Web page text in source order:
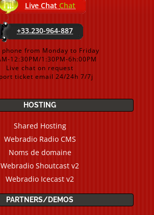
Live Chat Chat
+33.230-964-887
phone from Monday to Friday
12:30PM/1:30PM-6h:00PM
Live chat on request
ticket email 24/24h 7/7j
HOSTING
Shared Hosting
Webradio Radio CMS
Noms de domaine
Webradio Shoutcast v2
Webradio Icecast v2
PARTNERS/DEMOS